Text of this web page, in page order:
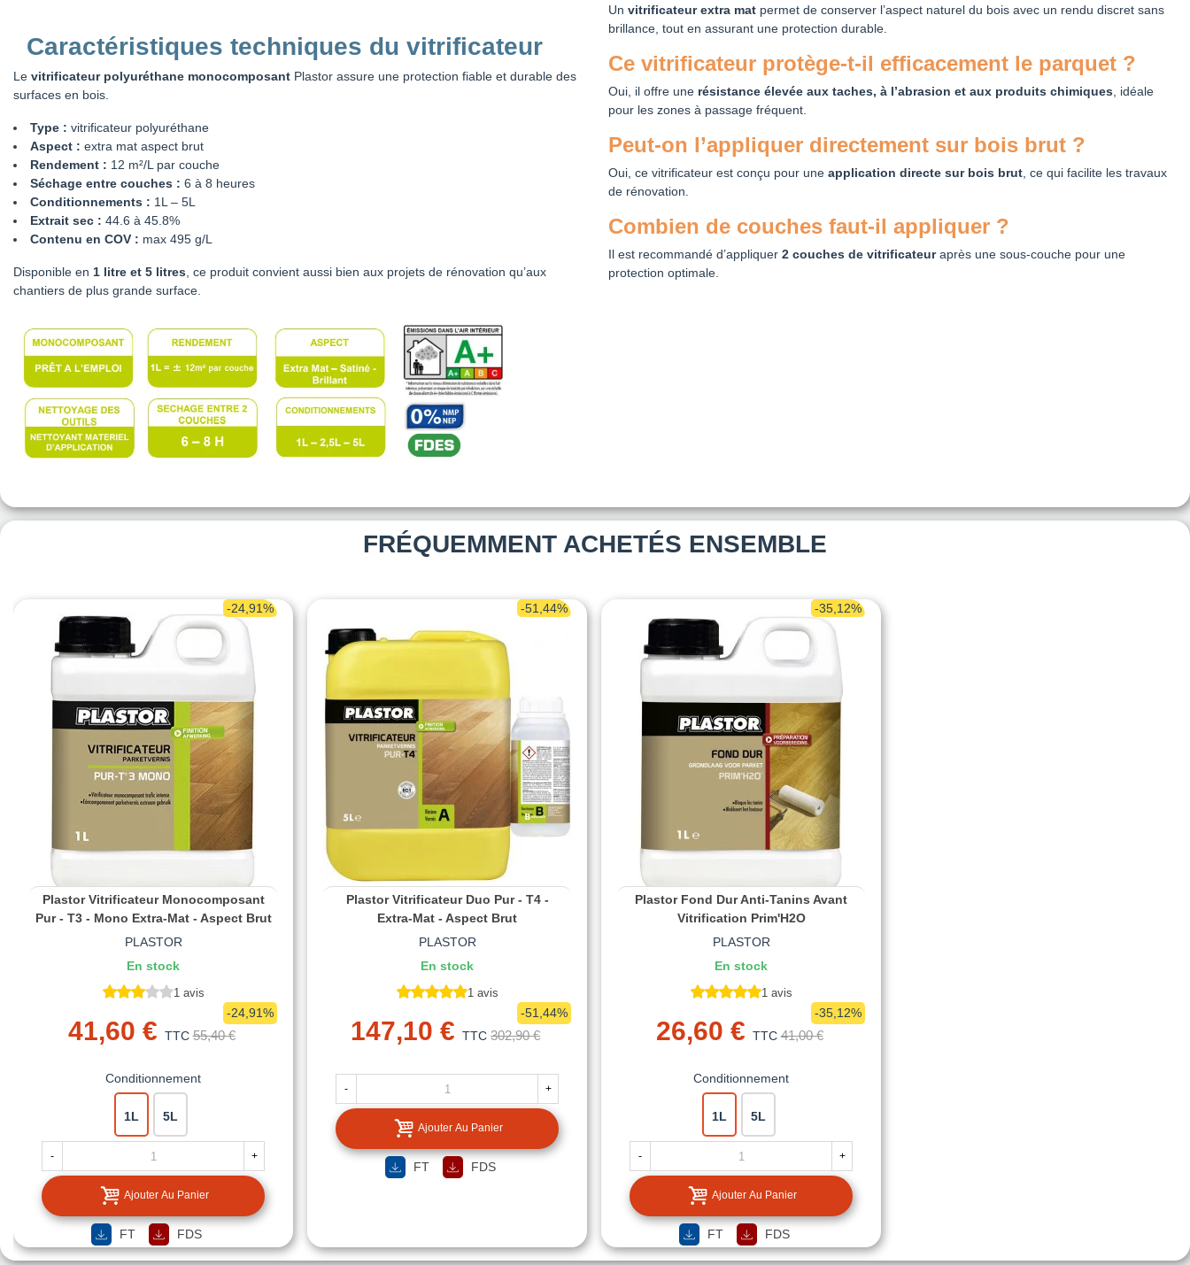
Caractéristiques techniques du vitrificateur
Le vitrificateur polyuréthane monocomposant Plastor assure une protection fiable et durable des
surfaces en bois.
Type : vitrificateur polyuréthane
Aspect : extra mat aspect brut
Rendement : 12 m²/L par couche
Séchage entre couches : 6 à 8 heures
Conditionnements : 1L – 5L
Extrait sec : 44.6 à 45.8%
Contenu en COV : max 495 g/L
Disponible en 1 litre et 5 litres, ce produit convient aussi bien aux projets de rénovation qu’aux
chantiers de plus grande surface.
Un vitrificateur extra mat permet de conserver l’aspect naturel du bois avec un rendu discret sans
brillance, tout en assurant une protection durable.
Ce vitrificateur protège-t-il efficacement le parquet ?
Oui, il offre une résistance élevée aux taches, à l’abrasion et aux produits chimiques, idéale
pour les zones à passage fréquent.
Peut-on l’appliquer directement sur bois brut ?
Oui, ce vitrificateur est conçu pour une application directe sur bois brut, ce qui facilite les travaux
de rénovation.
Combien de couches faut-il appliquer ?
Il est recommandé d’appliquer 2 couches de vitrificateuraprès une sous-couche pour une
protection optimale.
FRÉQUEMMENT ACHETÉS ENSEMBLE
-24,91%
Plastor Vitrificateur Monocomposant
Pur - T3 - Mono Extra-Mat - Aspect Brut
PLASTOR
En stock
1 avis
41,60 € TTC 55,40 €
-24,91%
Conditionnement
1L 5L
- +
Ajouter Au Panier
FT FDS
-51,44%
Plastor Vitrificateur Duo Pur - T4 -
Extra-Mat - Aspect Brut
PLASTOR
En stock
1 avis
147,10 € TTC 302,90 €
-51,44%
- +
Ajouter Au Panier
FT FDS
-35,12%
Plastor Fond Dur Anti-Tanins Avant
Vitrification Prim'H2O
PLASTOR
En stock
1 avis
26,60 € TTC 41,00 €
-35,12%
Conditionnement
1L 5L
- +
Ajouter Au Panier
FT FDS